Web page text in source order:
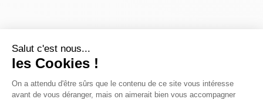
Salut c'est nous...
les Cookies !
On a attendu d'être sûrs que le contenu de ce site vous intéresse
avant de vous déranger, mais on aimerait bien vous accompagner